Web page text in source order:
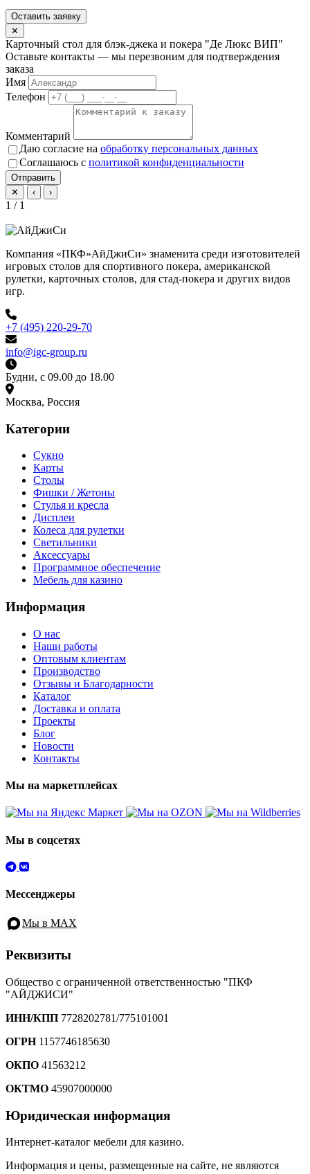
Оставить заявку
✕
Карточный стол для блэк-джека и покера "Де Люкс ВИП"
Оставьте контакты — мы перезвоним для подтверждения
заказа
Имя
Телефон
Комментарий
Даю согласие на обработку персональных данных
Соглашаюсь с политикой конфиденциальности
Отправить
✕
‹ ›
1 / 1
Компания «ПКФ»АйДжиСи» знаменита среди изготовителей
игровых столов для спортивного покера, американской
рулетки, карточных столов, для стад-покера и других видов
игр.
+7 (495) 220-29-70
info@igc-group.ru
Будни, с 09.00 до 18.00
Москва, Россия
Категории
Сукно
Карты
Столы
Фишки / Жетоны
Стулья и кресла
Дисплеи
Колеса для рулетки
Светильники
Аксессуары
Программное обеспечение
Мебель для казино
Информация
О нас
Наши работы
Оптовым клиентам
Производство
Отзывы и Благодарности
Каталог
Доставка и оплата
Проекты
Блог
Новости
Контакты
Мы на маркетплейсах
Мы в соцсетях
Мессенджеры
Мы в MAX
Реквизиты
Общество с ограниченной ответственностью "ПКФ
"АЙДЖИСИ"
ИНН/КПП 7728202781/775101001
ОГРН1157746185630
ОКПО 41563212
ОКТМО 45907000000
Юридическая информация
Интернет-каталог мебели для казино.
Информация и цены, размещенные на сайте, не являются